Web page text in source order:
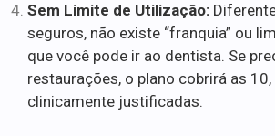
Sem Limite de Utilização:
seguros, não existe “franquia” ou
que você pode ir ao dentista. Se
restaurações, o plano cobrirá as
clinicamente justificadas.